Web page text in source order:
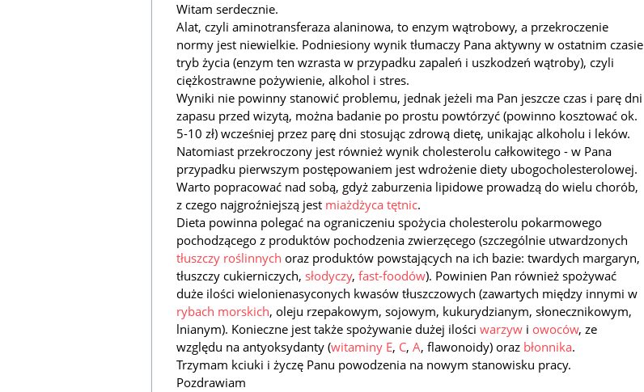
Witam serdecznie.
Alat, czyli aminotransferaza alaninowa, to enzym wątrobowy, a przekroczenie
normy jest niewielkie. Podniesiony wynik tłumaczy Pana aktywny w ostatnim czasie
tryb życia (enzym ten wzrasta w przypadku zapaleń i uszkodzeń wątroby), czyli
ciężkostrawne pożywienie, alkohol i stres.
Wyniki nie powinny stanowić problemu, jednak jeżeli ma Pan jeszcze czas i parę dni
zapasu przed wizytą, można badanie po prostu powtórzyć (powinno kosztować ok.
5-10 zł) wcześniej przez parę dni stosując zdrową dietę, unikając alkoholu i leków.
Natomiast przekroczony jest również wynik cholesterolu całkowitego - w Pana
przypadku pierwszym postępowaniem jest wdrożenie diety ubogocholesterolowej.
Warto popracować nad sobą, gdyż zaburzenia lipidowe prowadzą do wielu chorób,
z czego najgroźniejszą jest miażdżyca tętnic.
Dieta powinna polegać na ograniczeniu spożycia cholesterolu pokarmowego
pochodzącego z produktów pochodzenia zwierzęcego (szczególnie utwardzonych
tłuszczy roślinnych oraz produktów powstających na ich bazie: twardych margaryn,
tłuszczy cukierniczych, słodyczy, fast-foodów). Powinien Pan również spożywać
duże ilości wielonienasyconych kwasów tłuszczowych (zawartych między innymi w
rybach morskich, oleju rzepakowym, sojowym, kukurydzianym, słonecznikowym,
lnianym). Konieczne jest także spożywanie dużej ilości warzyw i owoców, ze
względu na antyoksydanty (witaminy E, C, A, flawonoidy) oraz błonnika.
Trzymam kciuki i życzę Panu powodzenia na nowym stanowisku pracy.
Pozdrawiam